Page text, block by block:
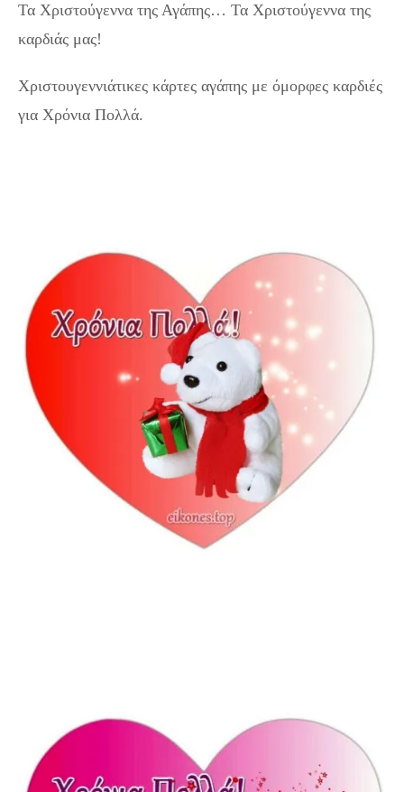
Τα Χριστούγεννα της Αγάπης… Τα Χριστούγεννα της
καρδιάς μας!
Χριστουγεννιάτικες κάρτες αγάπης με όμορφες καρδιές
για Χρόνια Πολλά.